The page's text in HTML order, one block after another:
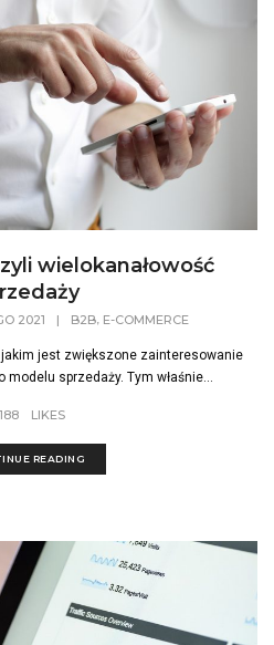
wielokanałowość
2021 | B2B, E-COMMERCE
jest zwiększone zainteresowanie
sprzedaży. Tym właśnie...
188 LIKES
READING